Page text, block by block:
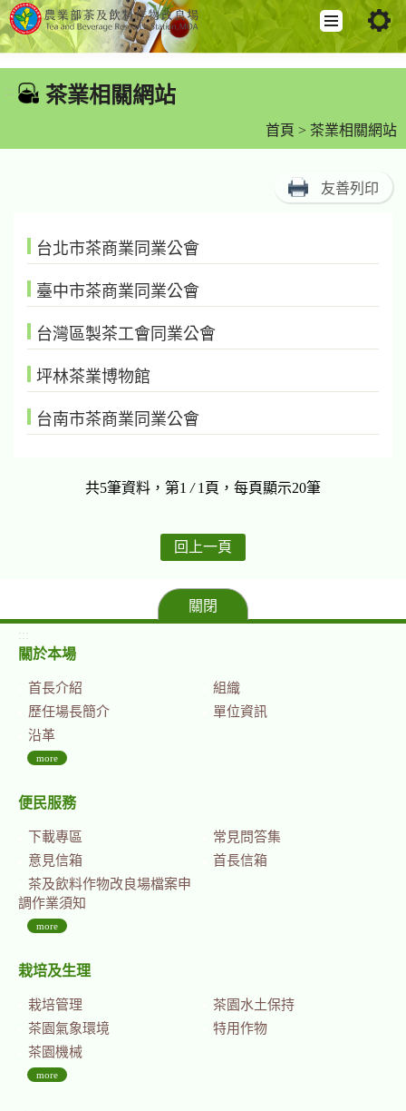
內
::: 茶業相關網站
首頁 > 茶業相關網站
友善列印
台北市茶商業同業公會
臺中市茶商業同業公會
台灣區製茶工會同業公會
坪林茶業博物館
台南市茶商業同業公會
共5筆資料，第1 /1頁，每頁顯示20筆
回上一頁
關閉
:::
關於本場
首長介紹
組織
歷任場長簡介
單位資訊
沿革
more
便民服務
下載專區
常見問答集
意見信箱
首長信箱
茶及飲料作物改良場檔案申
調作業須知
more
栽培及生理
栽培管理
茶園水土保持
茶園氣象環境
特用作物
茶園機械
more